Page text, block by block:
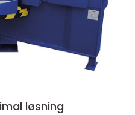
løsning